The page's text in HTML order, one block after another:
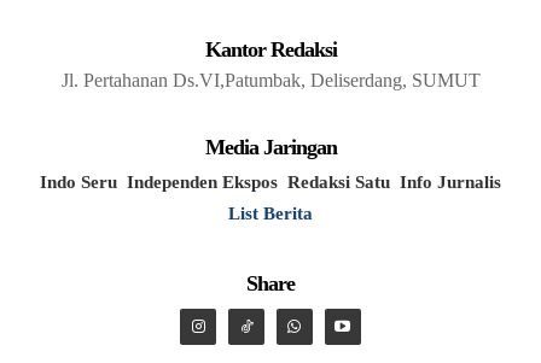
Kantor Redaksi
Jl. Pertahanan Ds.VI,Patumbak, Deliserdang, SUMUT
Media Jaringan
Indo Seru Independen Ekspos Redaksi Satu Info Jurnalis
List Berita
Share